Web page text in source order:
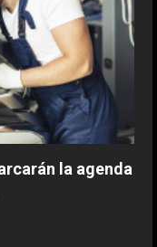
siente muy
la agenda